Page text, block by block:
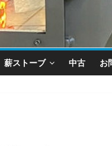
薪ストーブ 中古 お